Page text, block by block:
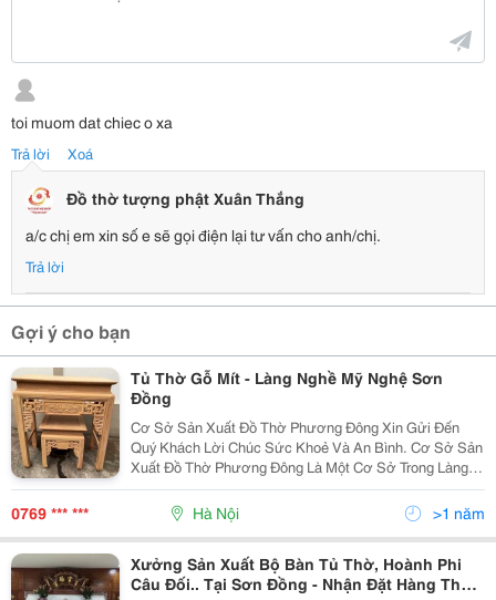
toi muom dat chiec o xa
Trả lời Xoá
Đồ thờ tượng phật Xuân Thắng
a/c chị em xin số e sẽ gọi điện lại tư vấn cho anh/chị.
Trả lời
Gợi ý cho bạn
Tủ Thờ Gỗ Mít - Làng Nghề Mỹ Nghệ Sơn
Đồng
Cơ Sở Sản Xuất Đồ Thờ Phương Đông Xin Gửi Đến
Quý Khách Lời Chúc Sức Khoẻ Và An Bình. Cơ Sở Sản
Xuất Đồ Thờ Phương Đông Là Một Cơ Sở Trong Làng
Nghề Thủ Công Mỹ Nghệ Truyền Thống Đã Có Từ Rất
Lâu Thuộc Xã Sơn Đồng - Huyện Hoài Đức - Hà Nội
Chức Nă
0769 *** *** Hà Nội >1 năm
Xưởng Sản Xuất Bộ Bàn Tủ Thờ, Hoành Phi
Câu Đối.. Tại Sơn Đồng - Nhận Đặt Hàng Theo